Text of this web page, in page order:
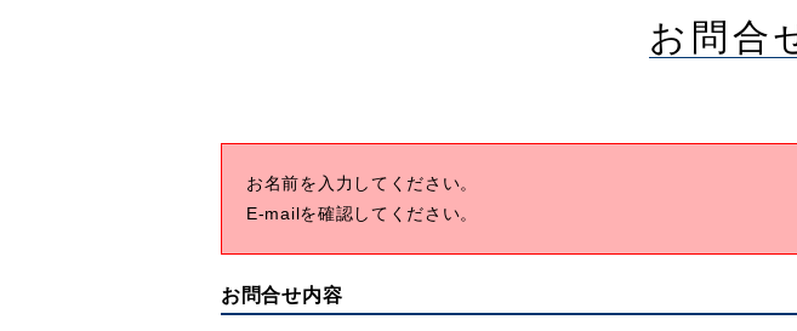
お問合
お名前を入力してください。
E-mailを確認してください。
お問合せ内容